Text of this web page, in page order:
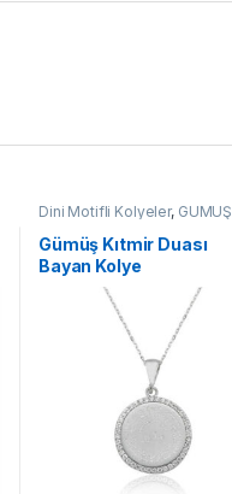
Dini Motifli Kolyeler, GÜMÜŞ
Kadın Kolyeleri
Duası Kolyeler,Kolye
Gümüş Kıtmir Duası
Bayan Kolye